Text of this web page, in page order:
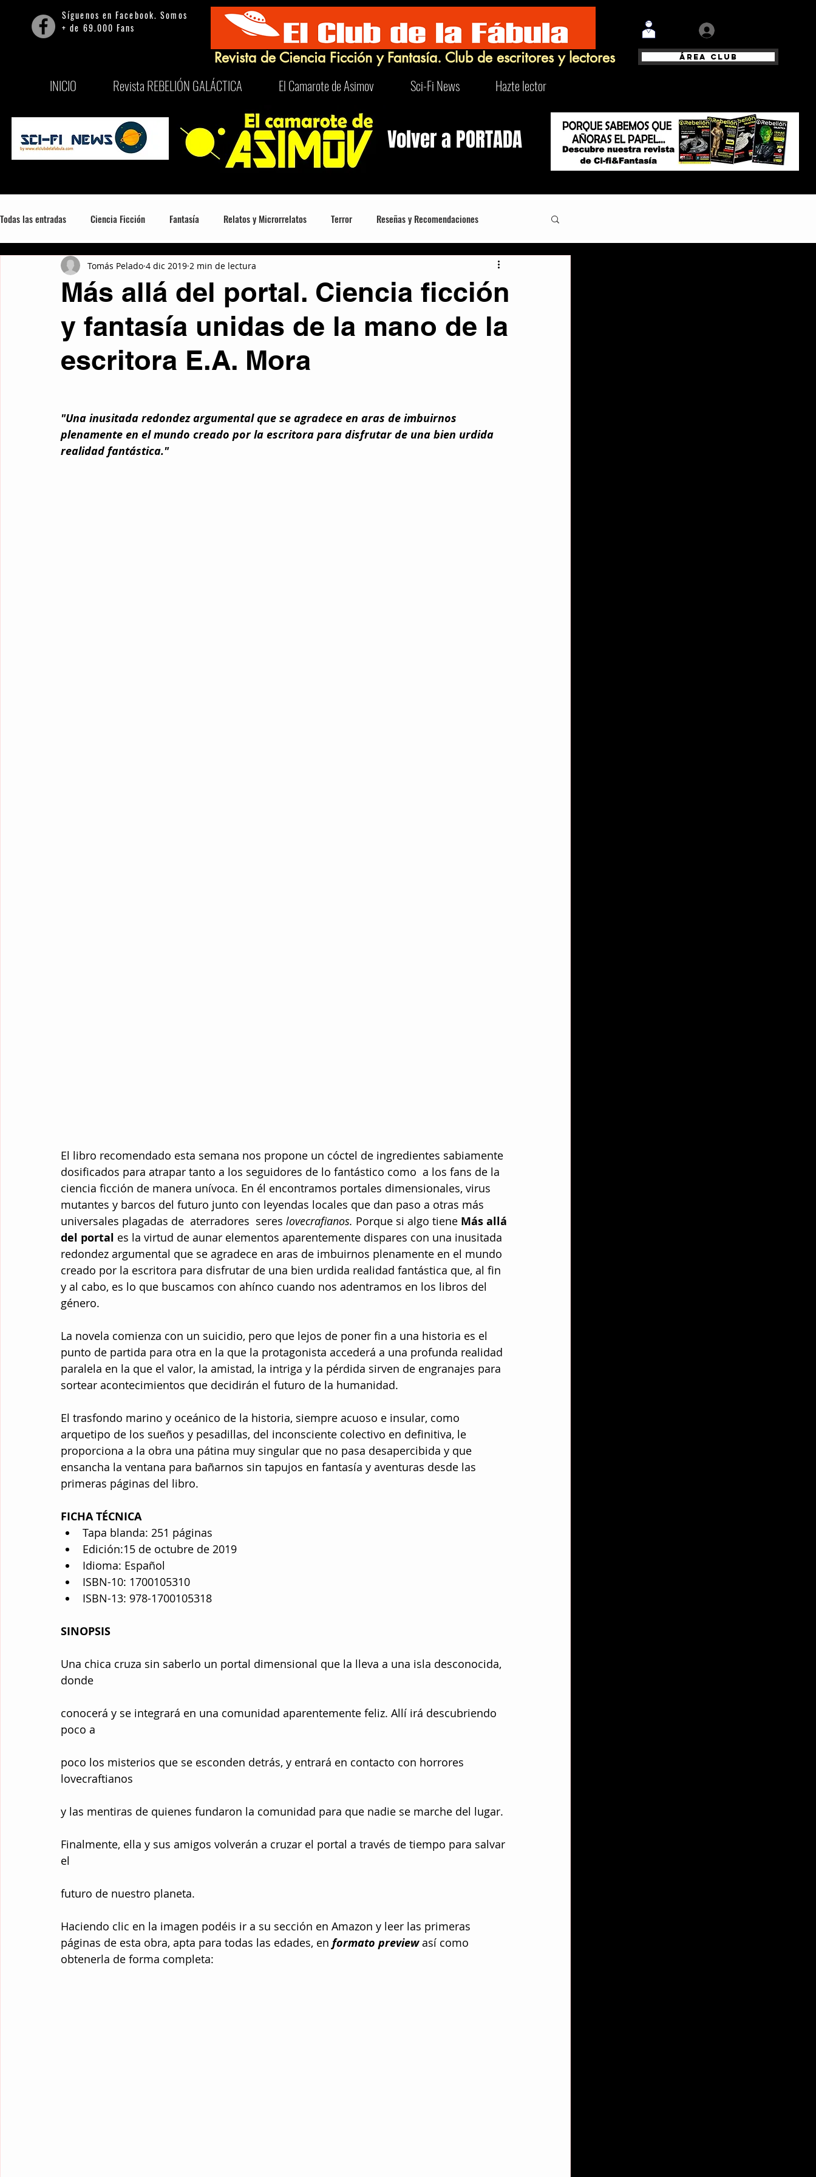
Síguenos en Facebook. Somos
+ de 69.000 Fans
Revista de Ciencia Ficción y Fantasía. Club de escritores y lectores Área Club
INICIO Revista REBELIÓN GALÁCTICA El Camarote de Asimov Sci-Fi News Hazte lector
Volver a PORTADA
Todas las entradas Ciencia Ficción Fantasía Relatos y Microrrelatos Terror Reseñas y Recomendaciones
Mitología, Misterio y Consciencia Series Películas Humor
Mente y filosofía Colaboraciones literarias Entrevistas Eventos
Curiosidades Traducciones Relatos de Otros Géneros Otros temas
Microrrelatos Mínimos Ciencia Ficción Fantasía Reseñas y Recomendaciones Películas
Más allá del portal. Ciencia ficción
y fantasía unidas de la mano de la
escritora E.A. Mora
Tomás Pelado 4 dic 2019 2 min de lectura
"Una inusitada redondez argumental que se agradece en aras de imbuirnos
plenamente en el mundo creado por la escritora para disfrutar de una bien urdida
realidad fantástica."
El libro recomendado esta semana nos propone un cóctel de ingredientes sabiamente
dosificados para atrapar tanto a los seguidores de lo fantástico como  a los fans de la
ciencia ficción de manera unívoca. En él encontramos portales dimensionales, virus
mutantes y barcos del futuro junto con leyendas locales que dan paso a otras más
universales plagadas de  aterradores  seres lovecrafianos. Porque si algo tiene Más allá
del portal es la virtud de aunar elementos aparentemente dispares con una inusitada
redondez argumental que se agradece en aras de imbuirnos plenamente en el mundo
creado por la escritora para disfrutar de una bien urdida realidad fantástica que, al fin
y al cabo, es lo que buscamos con ahínco cuando nos adentramos en los libros del
género.
La novela comienza con un suicidio, pero que lejos de poner fin a una historia es el
punto de partida para otra en la que la protagonista accederá a una profunda realidad
paralela en la que el valor, la amistad, la intriga y la pérdida sirven de engranajes para
sortear acontecimientos que decidirán el futuro de la humanidad.
El trasfondo marino y oceánico de la historia, siempre acuoso e insular, como
arquetipo de los sueños y pesadillas, del inconsciente colectivo en definitiva, le
proporciona a la obra una pátina muy singular que no pasa desapercibida y que
ensancha la ventana para bañarnos sin tapujos en fantasía y aventuras desde las
primeras páginas del libro.
FICHA TÉCNICA
Tapa blanda: 251 páginas
Edición:15 de octubre de 2019
Idioma: Español
ISBN-10: 1700105310
ISBN-13: 978-1700105318
SINOPSIS
Una chica cruza sin saberlo un portal dimensional que la lleva a una isla desconocida,
donde
conocerá y se integrará en una comunidad aparentemente feliz. Allí irá descubriendo
poco a
poco los misterios que se esconden detrás, y entrará en contacto con horrores
lovecraftianos
y las mentiras de quienes fundaron la comunidad para que nadie se marche del lugar.
Finalmente, ella y sus amigos volverán a cruzar el portal a través de tiempo para salvar
el
futuro de nuestro planeta.
Haciendo clic en la imagen podéis ir a su sección en Amazon y leer las primeras
páginas de esta obra, apta para todas las edades, en formato preview así como
obtenerla de forma completa: